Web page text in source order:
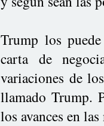
Trump los
carta de
variaciones de
llamado Trump.
los avances en